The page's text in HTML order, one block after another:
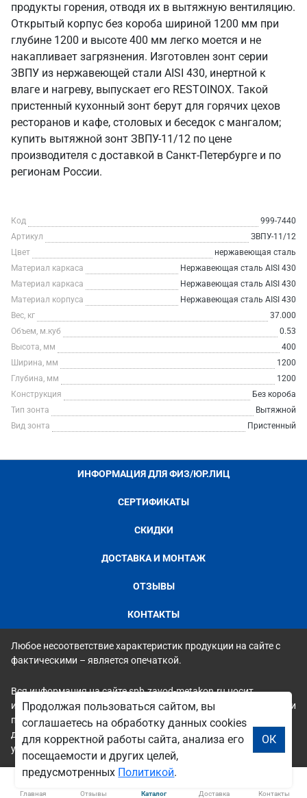
продукты горения, отводя их в вытяжную вентиляцию.
Открытый корпус без короба шириной 1200 мм при
глубине 1200 и высоте 400 мм легко моется и не
накапливает загрязнения. Изготовлен зонт серии
ЗВПУ из нержавеющей стали AISI 430, инертной к
влаге и нагреву, выпускает его RESTOINOX. Такой
пристенный кухонный зонт берут для горячих цехов
ресторанов и кафе, столовых и беседок с мангалом;
купить вытяжной зонт ЗВПУ-11/12 по цене
производителя с доставкой в Санкт‑Петербурге и по
регионам России.
Код
999-7440
Артикул
ЗВПУ-11/12
Цвет
нержавеющая сталь
Материал каркаса
Нержавеющая сталь AISI 430
Материал каркаса
Нержавеющая сталь AISI 430
Материал корпуса
Нержавеющая сталь AISI 430
Вес, кг
37.000
Объем, м.куб
0.53
Высота, мм
400
Ширина, мм
1200
Глубина, мм
1200
Конструкция
Без короба
Тип зонта
Вытяжной
Вид зонта
Пристенный
ИНФОРМАЦИЯ ДЛЯ ФИЗ/ЮР.ЛИЦ
СЕРТИФИКАТЫ
СКИДКИ
ДОСТАВКА И МОНТАЖ
ОТЗЫВЫ
КОНТАКТЫ
Любое несоответствие характеристик продукции на сайте с
фактическими – является опечаткой.
Вся информация на сайте spb.zavod-metakon.ru носит
исключительно ознакомительный и справочный характер и ни
при каких условиях не является публичной офертой. Всю
дополнительную информацию можно узнать по телефонам
указанным на сайте.
Главная Отзывы Каталог Доставка Контакты
Продолжая пользоваться сайтом, вы
соглашаетесь на обработку данных cookies
для корректной работы сайта, анализа его
посещаемости и других целей,
предусмотренных Политикой.
ОК